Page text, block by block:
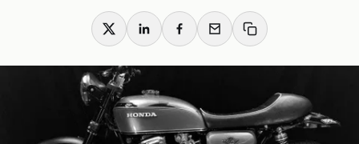
X LinkedInFacebook
Email Copy link